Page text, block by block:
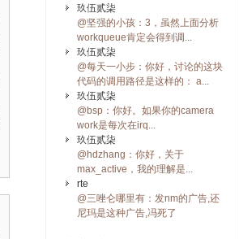
玖伍贰柒
@坚强的小孩：3，虽然上面分析
workqueue肯定会得到调...
玖伍贰柒
@每天一小步：你好，讨论的这块
代码的调用路径是这样的： a...
玖伍贰柒
@bsp：你好。如果你的camera
work是每次在irq...
玖伍贰柒
@hdzhang：你好，关于
max_active，我的理解是...
rte
@三唑仑哪里有：发nm的广告,还
尼玛是这种广告,冯死了